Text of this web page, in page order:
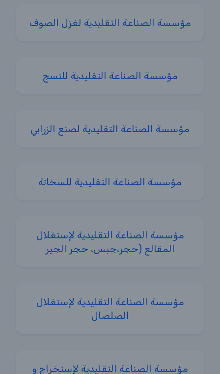
مؤسسة الصناعة التقليدية لغزل الصوف
مؤسسة الصناعة التقليدية للنسج
مؤسسة الصناعة التقليدية لصنع الزرابي
مؤسسة الصناعة التقليدية للسخاتة
مؤسسة الصناعة التقليدية لإستغلال
المقالع (حجر،جبس، حجر الجير
مؤسسة الصناعة التقليدية لإستغلال
الصلصال
مؤسسة الصناعة التقليدية لإستخراج و